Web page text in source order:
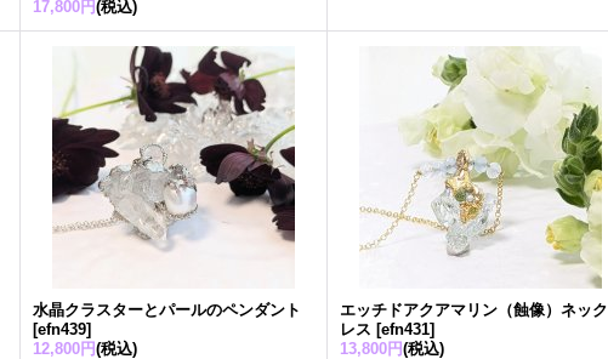
17,800円(税込)
水晶クラスターとパールのペンダント
[efn439]
12,800円(税込)
エッチドアクアマリン（蝕像）ネック
レス [efn431]
13,800円(税込)